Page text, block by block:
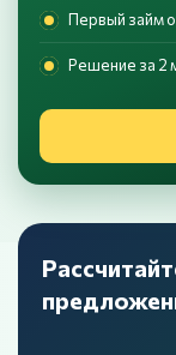
Первый займ
Решение за 2